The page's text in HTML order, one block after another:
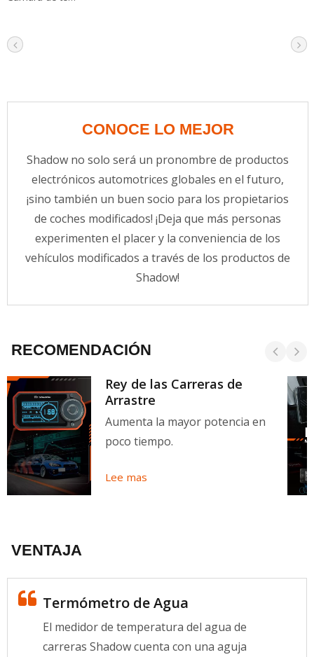
CONOCE LO MEJOR
Shadow no solo será un pronombre de productos
electrónicos automotrices globales en el futuro,
¡sino también un buen socio para los propietarios
de coches modificados! ¡Deja que más personas
experimenten el placer y la conveniencia de los
vehículos modificados a través de los productos de
Shadow!
RECOMENDACIÓN
Rey de las Carreras de
Arrastre
Aumenta la mayor potencia en
poco tiempo.
Lee mas
VENTAJA
Termómetro de Agua
El medidor de temperatura del agua de
carreras Shadow cuenta con una aguja